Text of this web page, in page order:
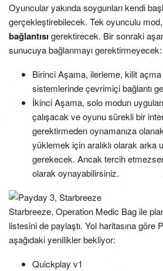
Oyuncular yakında soygunları kendi
gerçekleştirebilecek. Tek oyunculu
bağlantısı gerektirecek. Bir sonraki
sunucuya bağlanmayı gerektirmeyecek:
Birinci Aşama, ilerleme, kilit
sistemlerinde çevrimiçi bağlantı
İkinci Aşama, solo modun
çalışacak ve oyunu sürekli bir
gerektirmeden oynamanıza
yüklemek için aralıklı olarak arka
gerekecek. Ancak tercih
olarak oynayabilirsiniz.
Starbreeze, Operation Medic Bag ile
listesini de paylaştı. Yol haritasına göre
aşağıdaki yenilikler bekliyor:
Quickplay v1